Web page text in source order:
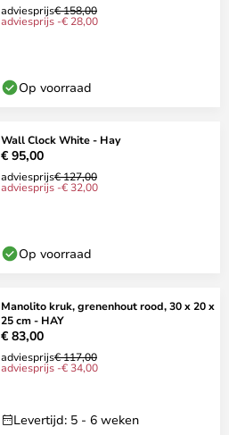
adviesprijs€ 158,00
adviesprijs -€ 28,00
Op voorraad
Wall Clock White - Hay
€ 95,00
adviesprijs€ 127,00
adviesprijs -€ 32,00
Op voorraad
Manolito kruk, grenenhout rood, 30 x 20 x
25 cm - HAY
€ 83,00
adviesprijs€ 117,00
adviesprijs -€ 34,00
Levertijd: 5 - 6 weken